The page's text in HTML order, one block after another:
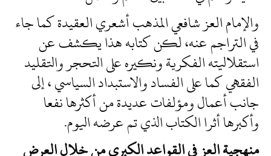
والإمام العز شافعي المذهب أشعري العقيدة كما جاء
في التراجم عنه، لكن كتابه هذا يكشف عن
استقلاليته الفكرية ونكيره على التحجر والتقليد
الفقهي كما على الفساد والاستبداد السياسي ، إلى
جانب أعمال ومؤلفات عديدة من أكثرها نفعا
وأكبرها أثرا الكتاب الذي تم عرضه اليوم.
منهجية العز في القواعد الكبرى من خلال العرض